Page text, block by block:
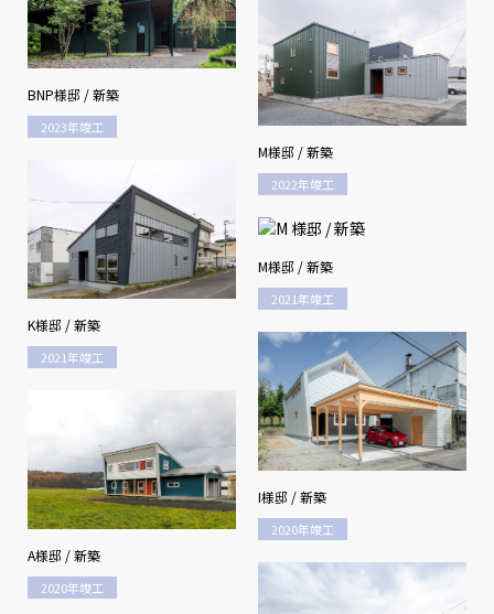
BNP様邸 / 新築
2023年竣工
M様邸 / 新築
2022年竣工
K様邸 / 新築
2021年竣工
M様邸 / 新築
2021年竣工
I様邸 / 新築
2020年竣工
A様邸 / 新築
2020年竣工